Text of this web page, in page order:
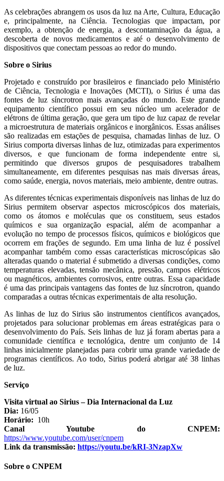
As celebrações abrangem os usos da luz na Arte, Cultura, Educação
e, principalmente, na Ciência. Tecnologias que impactam, por
exemplo, a obtenção de energia, a descontaminação da água, a
descoberta de novos medicamentos e até o desenvolvimento de
dispositivos que conectam pessoas ao redor do mundo.
Sobre o Sirius
Projetado e construído por brasileiros e financiado pelo Ministério
de Ciência, Tecnologia e Inovações (MCTI), o Sirius é uma das
fontes de luz síncrotron mais avançadas do mundo. Este grande
equipamento científico possui em seu núcleo um acelerador de
elétrons de última geração, que gera um tipo de luz capaz de revelar
a microestrutura de materiais orgânicos e inorgânicos. Essas análises
são realizadas em estações de pesquisa, chamadas linhas de luz. O
Sirius comporta diversas linhas de luz, otimizadas para experimentos
diversos, e que funcionam de forma independente entre si,
permitindo que diversos grupos de pesquisadores trabalhem
simultaneamente, em diferentes pesquisas nas mais diversas áreas,
como saúde, energia, novos materiais, meio ambiente, dentre outras.
As diferentes técnicas experimentais disponíveis nas linhas de luz do
Sirius permitem observar aspectos microscópicos dos materiais,
como os átomos e moléculas que os constituem, seus estados
químicos e sua organização espacial, além de acompanhar a
evolução no tempo de processos físicos, químicos e biológicos que
ocorrem em frações de segundo. Em uma linha de luz é possível
acompanhar também como essas características microscópicas são
alteradas quando o material é submetido a diversas condições, como
temperaturas elevadas, tensão mecânica, pressão, campos elétricos
ou magnéticos, ambientes corrosivos, entre outras. Essa capacidade
é uma das principais vantagens das fontes de luz síncrotron, quando
comparadas a outras técnicas experimentais de alta resolução.
As linhas de luz do Sirius são instrumentos científicos avançados,
projetados para solucionar problemas em áreas estratégicas para o
desenvolvimento do País. Seis linhas de luz já foram abertas para a
comunidade científica e tecnológica, dentre um conjunto de 14
linhas inicialmente planejadas para cobrir uma grande variedade de
programas científicos. Ao todo, Sirius poderá abrigar até 38 linhas
de luz.
Serviço
Visita virtual ao Sirius – Dia Internacional da Luz
Dia: 16/05
Horário: 10h
Canal Youtube do CNPEM:
https://www.youtube.com/user/cnpem
Link da transmissão: https://youtu.be/kRI-3NzapXw
Sobre o CNPEM